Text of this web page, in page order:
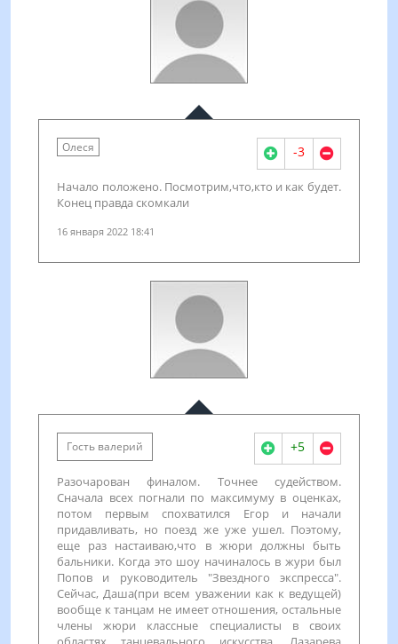
Олеся -3
Начало положено. Посмотрим,что,кто и как будет.
Конец правда скомкали
16 января 2022 18:41
Гость валерий +5
Разочарован финалом. Точнее судейством.
Сначала всех погнали по максимуму в оценках,
потом первым спохватился Егор и начали
придавливать, но поезд же уже ушел. Поэтому,
еще раз настаиваю,что в жюри должны быть
бальники. Когда это шоу начиналось в жури был
Попов и руководитель "Звездного экспресса".
Сейчас, Даша(при всем уважении как к ведущей)
вообще к танцам не имеет отношения, остальные
члены жюри классные специалисты в своих